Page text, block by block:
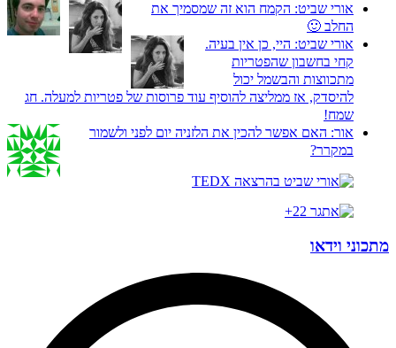
אורי שביט: הקמח הוא זה שמסמיך את
החלב 🙂
אורי שביט: היי, כן אין בעיה.
קחי בחשבון שהפטריות
מתכווצות והבשמל יכול
להיסדק, אז ממליצה להוסיף עוד פרוסות של פטריות למעלה. חג
שמח!
אור: האם אפשר להכין את הלזניה יום לפני ולשמור
במקרר?
מתכוני וידאו